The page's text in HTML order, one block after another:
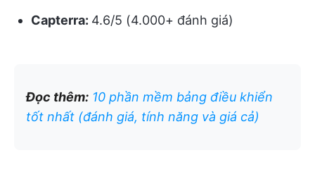
Capterra: 4.6/5 (4.000+ đánh giá)
Đọc thêm: 10 phần mềm bảng điều khiển
tốt nhất (đánh giá, tính năng và giá cả)